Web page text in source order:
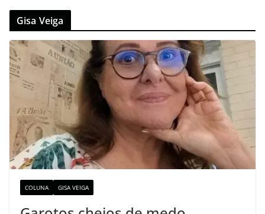
Gisa Veiga
COLUNA GISA VEIGA